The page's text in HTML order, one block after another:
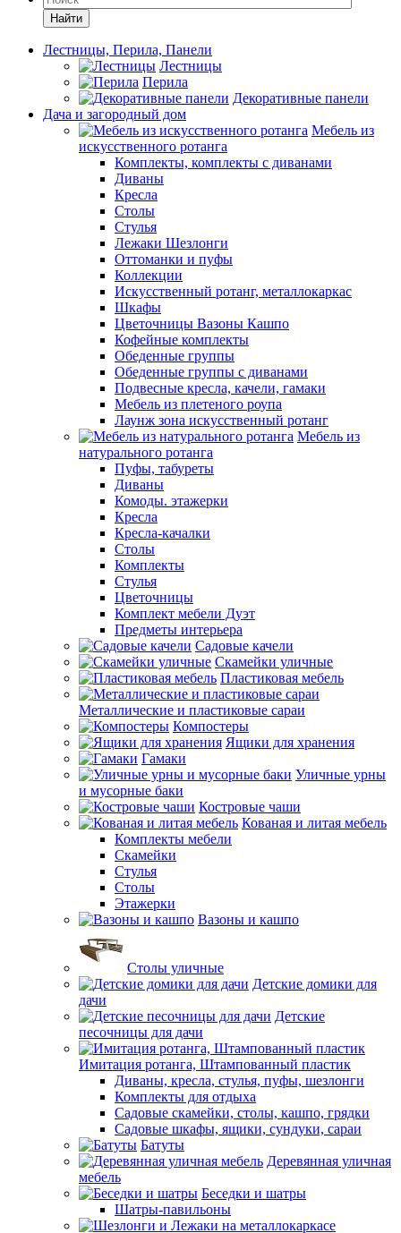
Найти
Лестницы, Перила, Панели
Лестницы
Перила
Декоративные панели
Дача и загородный дом
Мебель из
искусственного ротанга
Комплекты, комплекты с диванами
Диваны
Кресла
Столы
Стулья
Лежаки Шезлонги
Оттоманки и пуфы
Коллекции
Искусственный ротанг, металлокаркас
Шкафы
Цветочницы Вазоны Кашпо
Кофейные комплекты
Обеденные группы
Обеденные группы с диванами
Подвесные кресла, качели, гамаки
Мебель из плетеного роупа
Лаунж зона искусственный ротанг
Мебель из
натурального ротанга
Пуфы, табуреты
Диваны
Комоды. этажерки
Кресла
Кресла-качалки
Столы
Комплекты
Стулья
Цветочницы
Комплект мебели Дуэт
Предметы интерьера
Садовые качели
Скамейки уличные
Пластиковая мебель
Металлические и пластиковые сараи
Компостеры
Ящики для хранения
Гамаки
Уличные урны
и мусорные баки
Костровые чаши
Кованая и литая мебель
Комплекты мебели
Скамейки
Стулья
Столы
Этажерки
Вазоны и кашпо
Столы уличные
Детские домики для
дачи
Детские
песочницы для дачи
Имитация ротанга, Штампованный пластик
Диваны, кресла, стулья, пуфы, шезлонги
Комплекты для отдыха
Садовые скамейки, столы, кашпо, грядки
Садовые шкафы, ящики, сундуки, сараи
Батуты
Деревянная уличная
мебель
Беседки и шатры
Шатры-павильоны